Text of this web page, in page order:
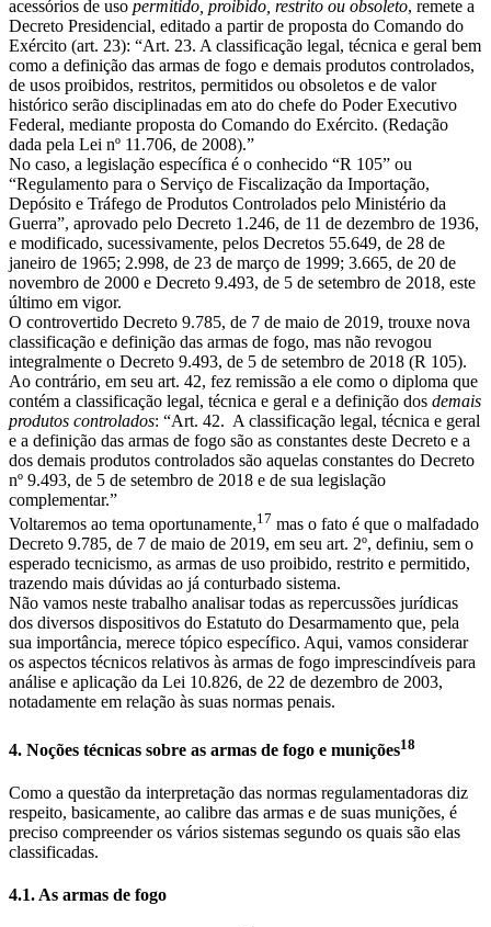
acessórios de uso permitido, proibido, restrito ou obsoleto, remete a
Decreto Presidencial, editado a partir de proposta do Comando do
Exército (art. 23): “Art. 23. A classificação legal, técnica e geral bem
como a definição das armas de fogo e demais produtos controlados,
de usos proibidos, restritos, permitidos ou obsoletos e de valor
histórico serão disciplinadas em ato do chefe do Poder Executivo
Federal, mediante proposta do Comando do Exército. (Redação
dada pela Lei nº 11.706, de 2008).”
No caso, a legislação específica é o conhecido “R 105” ou
“Regulamento para o Serviço de Fiscalização da Importação,
Depósito e Tráfego de Produtos Controlados pelo Ministério da
Guerra”, aprovado pelo Decreto 1.246, de 11 de dezembro de 1936,
e modificado, sucessivamente, pelos Decretos 55.649, de 28 de
janeiro de 1965; 2.998, de 23 de março de 1999; 3.665, de 20 de
novembro de 2000 e Decreto 9.493, de 5 de setembro de 2018, este
último em vigor.
O controvertido Decreto 9.785, de 7 de maio de 2019, trouxe nova
classificação e definição das armas de fogo, mas não revogou
integralmente o Decreto 9.493, de 5 de setembro de 2018 (R 105).
Ao contrário, em seu art. 42, fez remissão a ele como o diploma que
contém a classificação legal, técnica e geral e a definição dos demais
produtos controlados: “Art. 42. A classificação legal, técnica e geral
e a definição das armas de fogo são as constantes deste Decreto e a
dos demais produtos controlados são aquelas constantes do Decreto
nº 9.493, de 5 de setembro de 2018 e de sua legislação
complementar.”
Voltaremos ao tema oportunamente,17 mas o fato é que o malfadado
Decreto 9.785, de 7 de maio de 2019, em seu art. 2º, definiu, sem o
esperado tecnicismo, as armas de uso proibido, restrito e permitido,
trazendo mais dúvidas ao já conturbado sistema.
Não vamos neste trabalho analisar todas as repercussões jurídicas
dos diversos dispositivos do Estatuto do Desarmamento que, pela
sua importância, merece tópico específico. Aqui, vamos considerar
os aspectos técnicos relativos às armas de fogo imprescindíveis para
análise e aplicação da Lei 10.826, de 22 de dezembro de 2003,
notadamente em relação às suas normas penais.
4. Noções técnicas sobre as armas de fogo e munições18
Como a questão da interpretação das normas regulamentadoras diz
respeito, basicamente, ao calibre das armas e de suas munições, é
preciso compreender os vários sistemas segundo os quais são elas
classificadas.
4.1. As armas de fogo